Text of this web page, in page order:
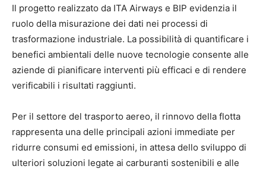
Il progetto realizzato da ITA Airways e BIP evidenzia il
ruolo della misurazione dei dati nei processi di
trasformazione industriale. La possibilità di quantificare i
benefici ambientali delle nuove tecnologie consente alle
aziende di pianificare interventi più efficaci e di rendere
verificabili i risultati raggiunti.
Per il settore del trasporto aereo, il rinnovo della flotta
rappresenta una delle principali azioni immediate per
ridurre consumi ed emissioni, in attesa dello sviluppo di
ulteriori soluzioni legate ai carburanti sostenibili e alle